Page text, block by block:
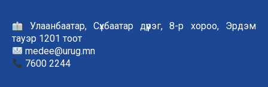
Улаанбаатар, Сүхбаатар дүүрэг, 8-р хороо, Эрдэм
тауэр 1201 тоот
medee@urug.mn
7600 2244